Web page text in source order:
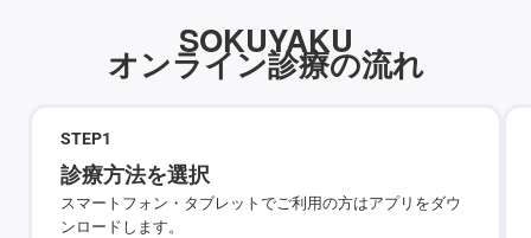
SOKUYAKU
オンライン診療の流れ
STEP1
診療方法を選択
スマートフォン・タブレットでご利用の方はアプリをダウ
ンロードします。